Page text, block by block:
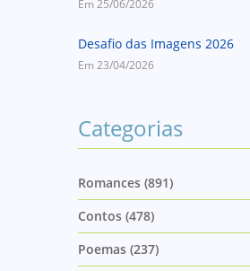
Em 25/06/2026
Desafio das Imagens 2026
Em 23/04/2026
Categorias
Romances (891)
Contos (478)
Poemas (237)